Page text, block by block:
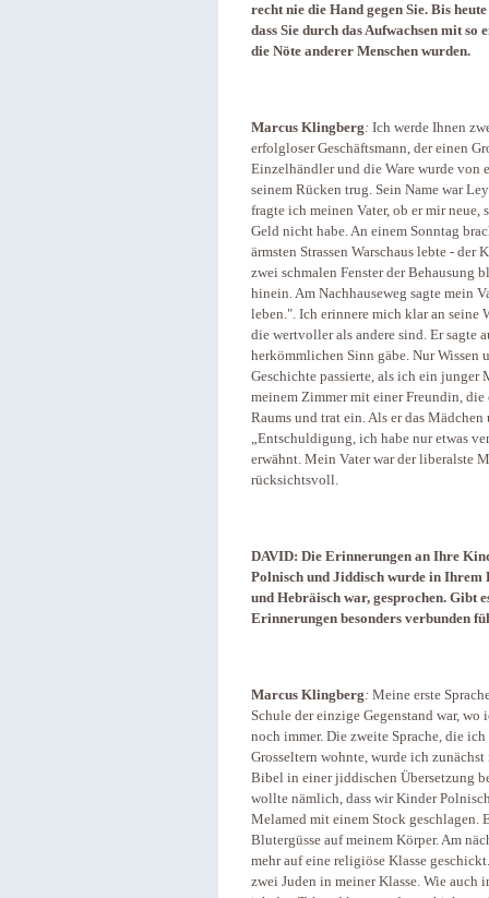
recht nie die Hand gegen Sie. Bis
dass Sie durch das Aufwachsen mit
die Nöte anderer Menschen wurden.
Marcus Klingberg : Ich werde Ihnen
erfolgloser Geschäftsmann, der einen
Einzelhändler und die Ware wurde von
seinem Rücken trug. Sein Name war
fragte ich meinen Vater, ob er mir neue,
Geld nicht habe. An einem Sonntag
ärmsten Strassen Warschaus lebte -
zwei schmalen Fenster der Behausung
hinein. Am Nachhauseweg sagte mein
leben.". Ich erinnere mich klar an seine
die wertvoller als andere sind. Er sagte
herkömmlichen Sinn gäbe. Nur Wissen
Geschichte passierte, als ich ein junger
meinem Zimmer mit einer Freundin,
Raums und trat ein. Als er das
„Entschuldigung, ich habe nur etwas
erwähnt. Mein Vater war der liberalste
rücksichtsvoll.
DAVID: Die Erinnerungen an Ihre
Polnisch und Jiddisch wurde in Ihrem
und Hebräisch war, gesprochen. Gibt
Erinnerungen besonders verbunden
Marcus Klingberg : Meine erste
Schule der einzige Gegenstand war,
noch immer. Die zweite Sprache, die
Grosseltern wohnte, wurde ich
Bibel in einer jiddischen Übersetzung
wollte nämlich, dass wir Kinder
Melamed mit einem Stock geschlagen.
Blutergüsse auf meinem Körper. Am
mehr auf eine religiöse Klasse
zwei Juden in meiner Klasse. Wie auch